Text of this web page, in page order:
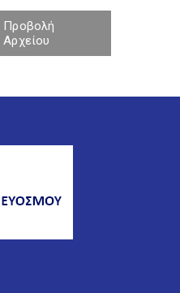
Προβολή
Αρχείου